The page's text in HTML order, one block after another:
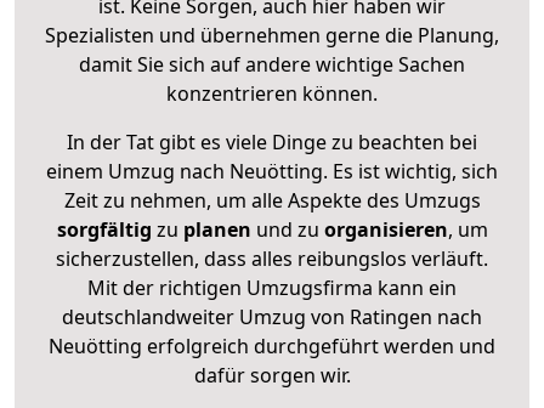
ist. Keine Sorgen, auch hier haben wir
Spezialisten und übernehmen gerne die Planung,
damit Sie sich auf andere wichtige Sachen
konzentrieren können.
In der Tat gibt es viele Dinge zu beachten bei
einem Umzug nach Neuötting. Es ist wichtig, sich
Zeit zu nehmen, um alle Aspekte des Umzugs
sorgfältig zu planen und zu organisieren, um
sicherzustellen, dass alles reibungslos verläuft.
Mit der richtigen Umzugsfirma kann ein
deutschlandweiter Umzug von Ratingen nach
Neuötting erfolgreich durchgeführt werden und
dafür sorgen wir.